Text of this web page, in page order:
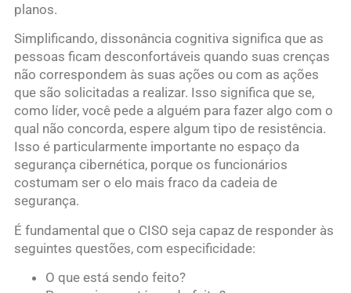
planos.
Simplificando, dissonância cognitiva significa que as
pessoas ficam desconfortáveis ​​quando suas crenças
não correspondem às suas ações ou com as ações
que são solicitadas a realizar. Isso significa que se,
como líder, você pede a alguém para fazer algo com o
qual não concorda, espere algum tipo de resistência.
Isso é particularmente importante no espaço da
segurança cibernética, porque os funcionários
costumam ser o elo mais fraco da cadeia de
segurança.
É fundamental que o CISO seja capaz de responder às
seguintes questões, com especificidade:
O que está sendo feito?